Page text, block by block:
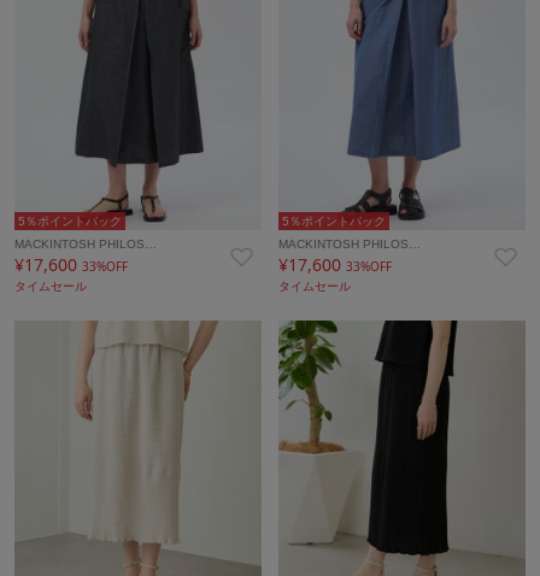
5％ポイントバック
MACKINTOSH PHILOS…
¥17,600 33%OFF
タイムセール
5％ポイントバック
MACKINTOSH PHILOS…
¥17,60033%OFF
タイムセール